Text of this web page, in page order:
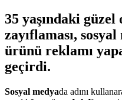
35 yaşındaki
zayıflaması,
ürünü reklamı
geçirdi.
Sosyal medyada adını